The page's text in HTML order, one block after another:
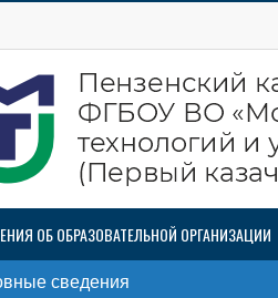
ОБ ОБРАЗОВАТЕЛЬНОЙ ОРГАНИЗАЦИИ
сведения